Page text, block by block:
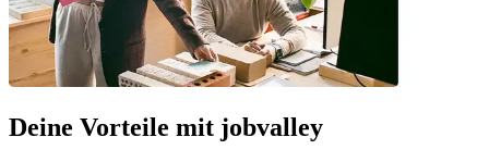
Deine Vorteile mit jobvalley